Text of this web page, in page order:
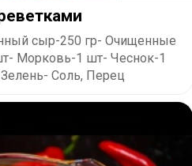
сыр-250 гр- Очищенные
Морковь-1 шт- Чеснок-1
Соль, Перец